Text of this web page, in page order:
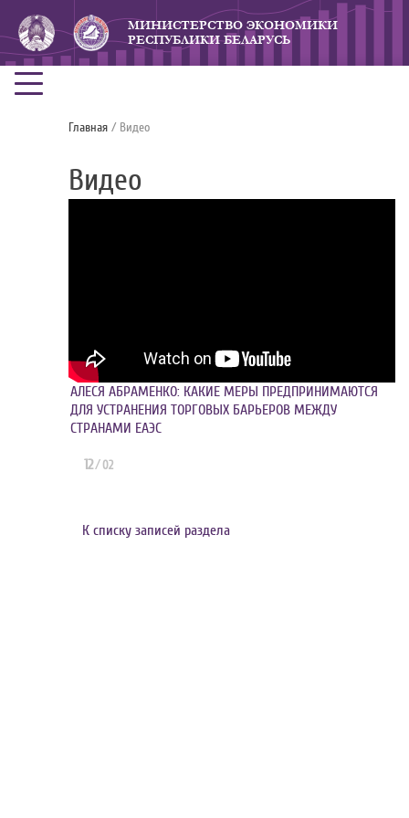
МИНИСТЕРСТВО ЭКОНОМИКИ
РЕСПУБЛИКИ БЕЛАРУСЬ
Главная / Видео
Видео
АЛЕСЯ АБРАМЕНКО: КАКИЕ МЕРЫ ПРЕДПРИНИМАЮТСЯ
ДЛЯ УСТРАНЕНИЯ ТОРГОВЫХ БАРЬЕРОВ МЕЖДУ
СТРАНАМИ ЕАЭС
12/ 02
К списку записей раздела